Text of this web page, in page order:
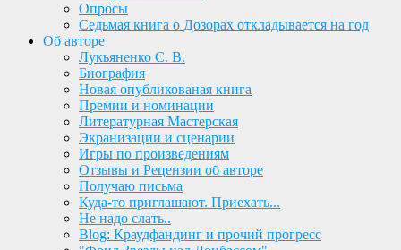
Опросы
Седьмая книга о Дозорах откладывается на год
Об авторе
Лукьяненко С. В.
Биография
Новая опубликованая книга
Премии и номинации
Литературная Мастерская
Экранизации и сценарии
Игры по произведениям
Отзывы и Рецензии об авторе
Получаю письма
Куда-то приглашают. Приехать...
Не надо слать..
Blog: Краудфандинг и прочий прогресс